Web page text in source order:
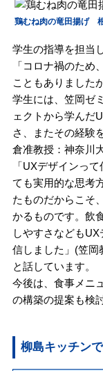
鶏むね肉の竜田揚げ
学生の指導を担当
「コロナ禍のため
こともありました
学生には、笠岡ゼ
ェクトから学んだ
さ、またその経験
倉准教授：神奈川
「UXデザインっ
ても実用的な思考
たものだからこそ
かるものです。飲
しやすさなども
信しました」(笠岡
と話しています。
今後は、食事メニ
の構築の提案も検
柳島キッチン